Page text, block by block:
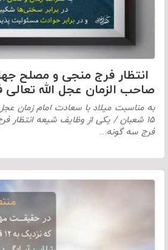
انتظار فرج منجی و مصلح
صاحب الزمان عجل الله
به مناسبت میلاد با سعادت امام زمان
۱۵ شعبان / یکی از وظایف شیعه انتظار
فرج سه گونه…